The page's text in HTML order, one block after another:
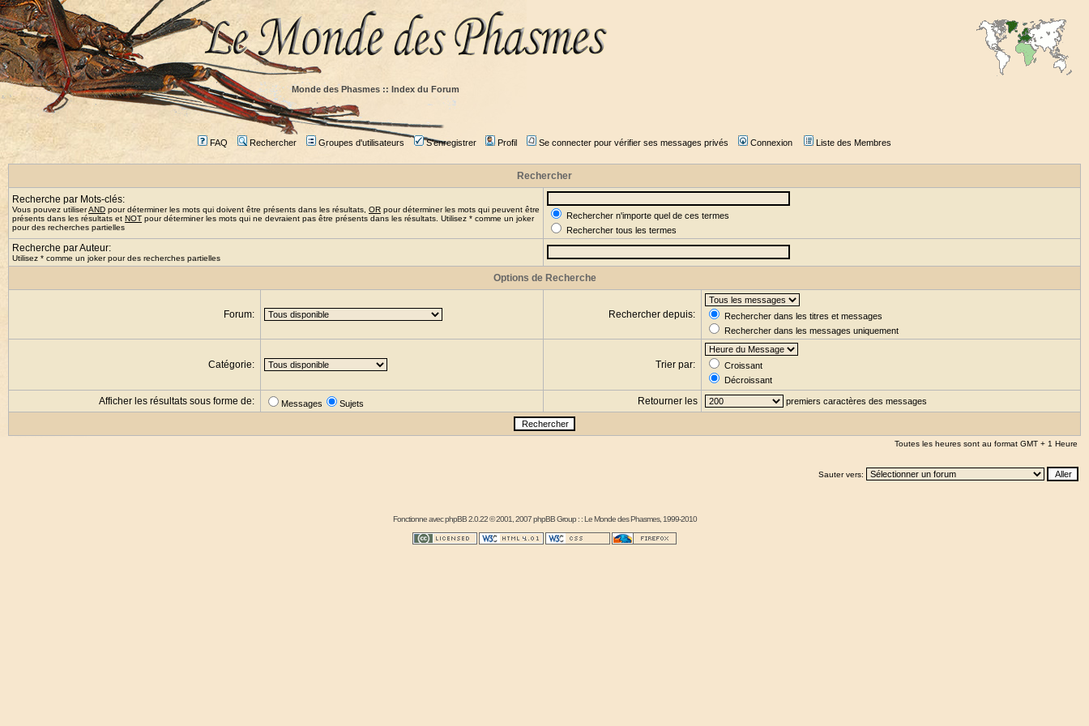
Monde des Phasmes :: Index du Forum
FAQ Rechercher Groupes d'utilisateurs S'enregistrer Profil Se connecter pour vérifier ses messages privés Connexion Liste des Membres
Rechercher
Recherche par Mots-clés:
Vous pouvez utiliserAND pour déterminer les mots qui doivent être présents dans les résultats, OR pour déterminer les mots qui peuvent être
présents dans les résultats et NOT pour déterminer les mots qui ne devraient pas être présents dans les résultats. Utilisez * comme un joker
pour des recherches partielles
Rechercher n'importe quel de ces termes
Rechercher tous les termes
Recherche par Auteur:
Utilisez * comme un joker pour des recherches partielles
Options de Recherche
Forum: Rechercher depuis:
Rechercher dans les titres et messages
Rechercher dans les messages uniquement
Catégorie: Trier par:
Croissant
Décroissant
Afficher les résultats sous forme de: Messages Sujets Retourner les premiers caractères des messages
Toutes les heures sont au format GMT + 1 Heure
Sauter vers:
Fonctionne avecphpBB2.0.22 © 2001, 2007 phpBB Group : :Le Monde des Phasmes, 1999-2010